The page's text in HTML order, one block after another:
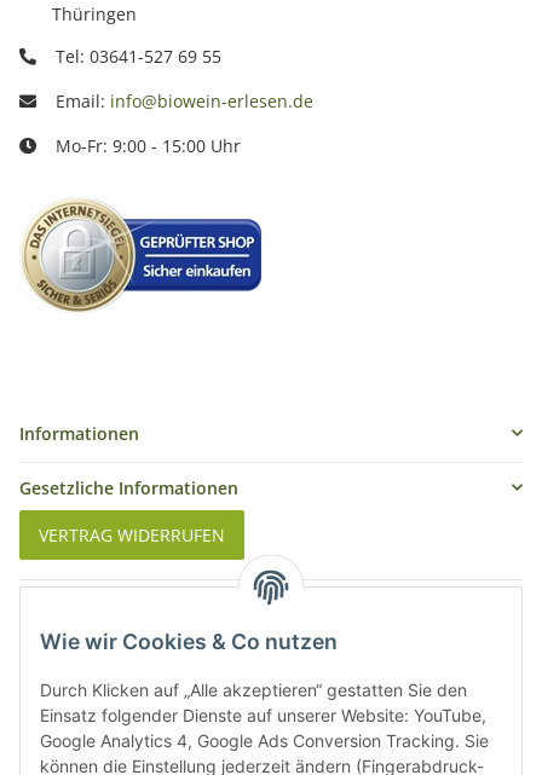
Wie wir Cookies & Co nutzen
Durch Klicken auf „Alle akzeptieren“ gestatten Sie den
Einsatz folgender Dienste auf unserer Website: YouTube,
Google Analytics 4, Google Ads Conversion Tracking. Sie
können die Einstellung jederzeit ändern (Fingerabdruck-
Thüringen
Tel: 03641-527 69 55
Email: info@biowein-erlesen.de
Mo-Fr: 9:00 - 15:00 Uhr
Informationen
Gesetzliche Informationen
VERTRAG WIDERRUFEN
Weinbauregionen und Weinbaugebiete in Österreich
Weiße Rebsorten